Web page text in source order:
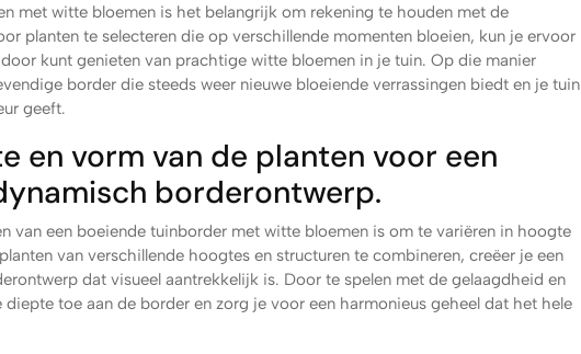
met witte bloemen is het belangrijk om rekening te houden met de
planten te selecteren die op verschillende momenten bloeien, kun je ervoor
kunt genieten van prachtige witte bloemen in je tuin. Op die manier
border die steeds weer nieuwe bloeiende verrassingen biedt en je tuin
geeft.
en vorm van de planten voor een
borderontwerp.
van een boeiende tuinborder met witte bloemen is om te variëren in hoogte
van verschillende hoogtes en structuren te combineren, creëer je een
dat visueel aantrekkelijk is. Door te spelen met de gelaagdheid en
toe aan de border en zorg je voor een harmonieus geheel dat het hele